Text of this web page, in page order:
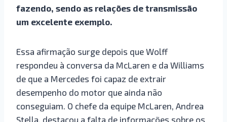
fazendo, sendo as relações de transmissão
um excelente exemplo.
Essa afirmação surge depois que Wolff
respondeu à conversa da McLaren e da Williams
de que a Mercedes foi capaz de extrair
desempenho do motor que ainda não
conseguiam. O chefe da equipe McLaren, Andrea
Stella, destacou a falta de informações sobre os